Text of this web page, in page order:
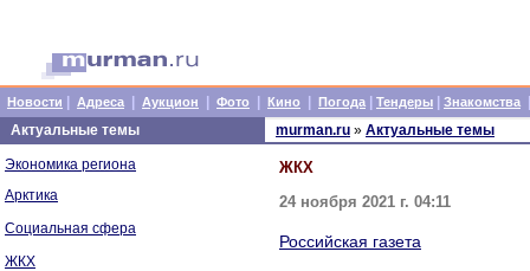
Новости Адреса Аукцион Фото Кино Погода Тендеры Знакомства
Актуальные темы
Экономика региона
Арктика
Социальная сфера
ЖКХ
murman.ru » Актуальные темы
ЖКХ
24 ноября 2021 г. 04:11
Российская газета